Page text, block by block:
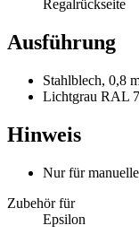
Regalrückseite
Ausführung
Stahlblech, 0,8
Lichtgrau RAL
Hinweis
Nur für
Zubehör für
Epsilon